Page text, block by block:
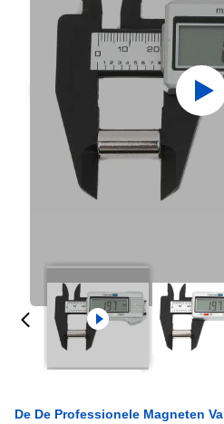
De De Professionele Magneten